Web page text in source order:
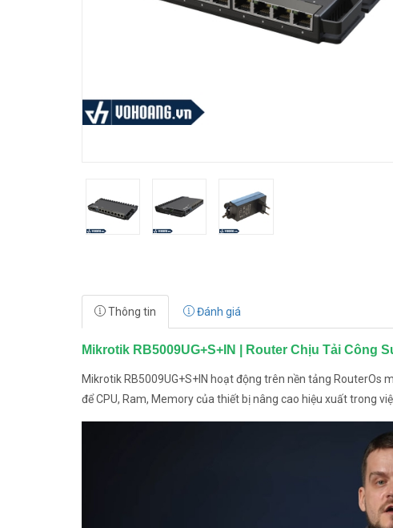
Thông tin Đánh giá
Mikrotik RB5009UG+S+IN | Router Chịu Tải Công
Mikrotik RB5009UG+S+IN hoạt động trên nền tảng
để CPU, Ram, Memory của thiết bị nâng cao hiệu xuất trong